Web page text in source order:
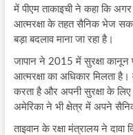
में पीएम ताकाइची ने कहा कि अगर
आत्मरक्षा के तहत सैनिक भेज
बड़ा बदलाव माना जा रहा है।
जापान ने 2015 में सुरक्षा कानून
आत्मरक्षा का अधिकार मिलता
करता है और अपनी सुरक्षा के
अमेरिका ने भी क्षेत्र में अपने
ताइवान के रक्षा मंत्रालय ने